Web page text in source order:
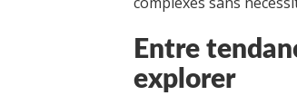
Entre
explorer